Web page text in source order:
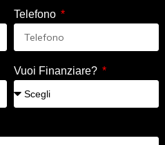
Telefono
Vuoi Finanziare?